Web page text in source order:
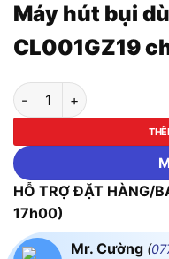
Máy hút bụi
CL001GZ19
Máy hút bụi dùng pin
HỖ TRỢ ĐẶT HÀNG/
17h00)
Mr. Cường (